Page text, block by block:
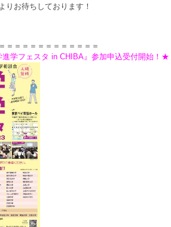
りお待ちしております！
＝＝＝＝＝＝＝＝＝＝＝＝
学フェスタ in CHIBA』参加申込受付開始！★